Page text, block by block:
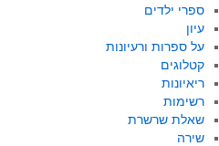
ספרי ילדים
עיון
על ספרות ורעיונות
קטלוגים
ריאיונות
רשימות
שאלת שרשרת
שירה